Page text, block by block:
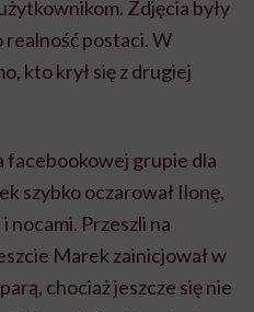
Zdjęcia były
realność postaci. W
kto krył się z drugiej
facebookowej grupie dla
szybko oczarował Ilonę,
nocami. Przeszli na
Marek zainicjował w
chociaż jeszcze się nie